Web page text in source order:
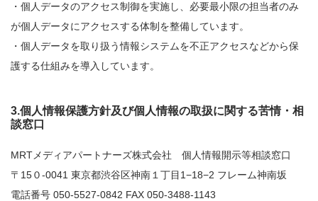
・個人データのアクセス制御を実施し、必要最小限の担当者のみ
が個人データにアクセスする体制を整備しています。
・個人データを取り扱う情報システムを不正アクセスなどから保
護する仕組みを導入しています。
3.個人情報保護方針及び個人情報の取扱に関する苦情・相
談窓口
MRTメディアパートナーズ株式会社 個人情報開示等相談窓口
〒15０-0041 東京都渋谷区神南１丁目1−18−2 フレーム神南坂
電話番号 050-5527-0842 FAX 050-3488-1143